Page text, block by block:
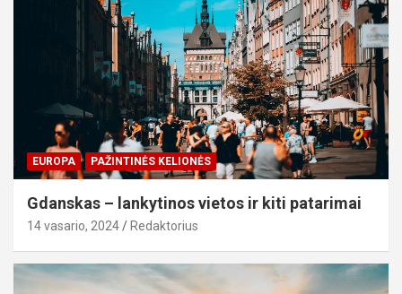
EUROPA PAŽINTINĖS KELIONĖS
Gdanskas – lankytinos vietos ir kiti patarimai
14 vasario, 2024 Redaktorius